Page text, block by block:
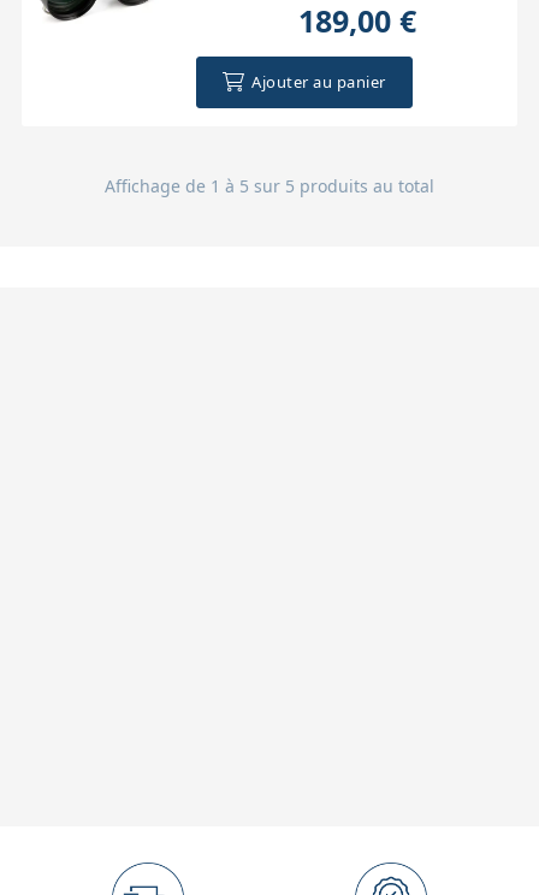
189,00 €
Ajouter au panier
Affichage de 1 à 5 sur 5 produits au total